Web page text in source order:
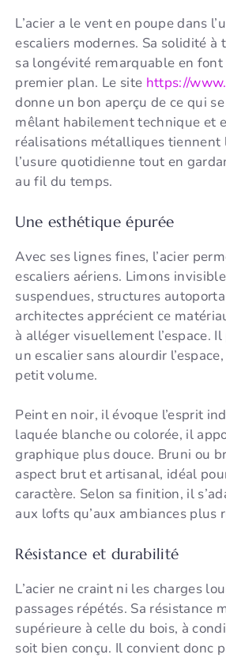
L’acier a le vent en poupe dans
escaliers modernes. Sa solidité à
sa longévité remarquable en
premier plan. Le site https://
donne un bon aperçu de ce qui
mêlant habilement technique et
réalisations métalliques tiennent
l’usure quotidienne tout en
au fil du temps.
Une esthétique épurée
Avec ses lignes fines, l’acier
escaliers aériens. Limons
suspendues, structures
architectes apprécient ce
à alléger visuellement l’espace.
un escalier sans alourdir
petit volume.
Peint en noir, il évoque l’esprit
laquée blanche ou colorée, il
graphique plus douce. Bruni ou
aspect brut et artisanal, idéal
caractère. Selon sa finition, il
aux lofts qu’aux ambiances plus
Résistance et durabilité
L’acier ne craint ni les charges
passages répétés. Sa résistance
supérieure à celle du bois, à
soit bien conçu. Il convient donc